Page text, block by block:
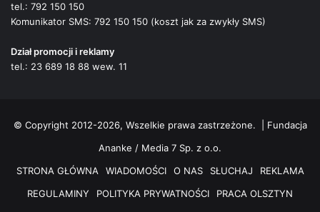
tel.: 792 150 150
Komunikator SMS: 792 150 150 (koszt jak za zwykły SMS)
Dział promocji i reklamy
tel.: 23 689 18 88 wew. 11
© Copyright 2012-2026, Wszelkie prawa zastrzeżone. | Fundacja
Ananke / Media 7 Sp. z o.o.
STRONA GŁÓWNA
WIADOMOŚCI O NAS SŁUCHAJ
REKLAMA
REGULAMINY
POLITYKA PRYWATNOŚCI
PRACA OLSZTYN